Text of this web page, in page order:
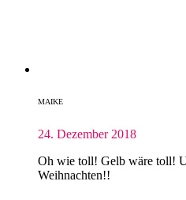
MAIKE
24. Dezember 2018
Oh wie toll! Gelb wäre toll!
Weihnachten!!